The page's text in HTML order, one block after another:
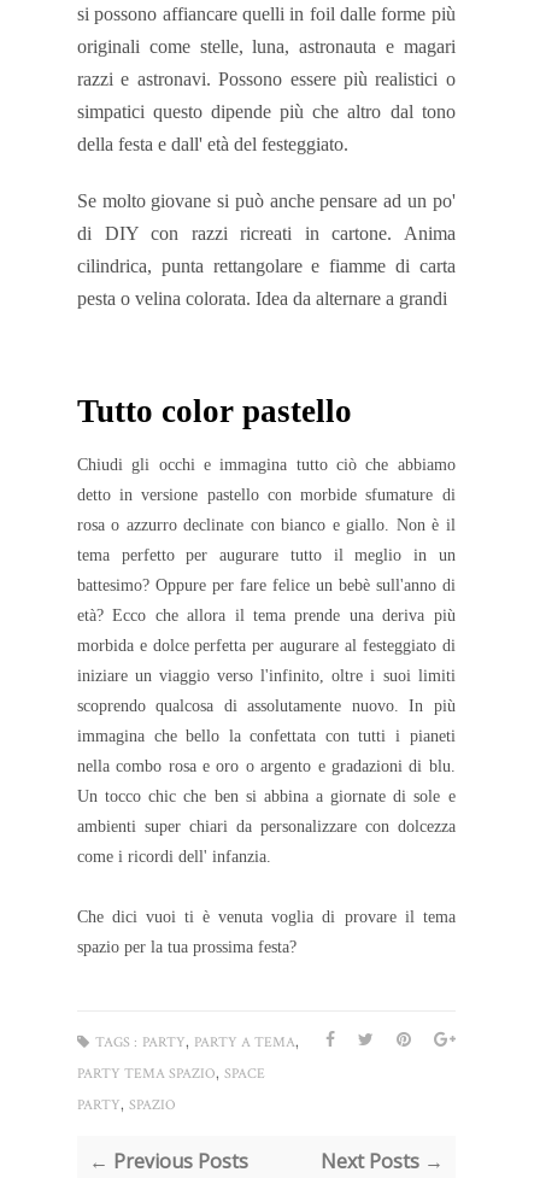
si possono affiancare quelli in foil dalle forme più
originali come stelle, luna, astronauta e magari
razzi e astronavi. Possono essere più realistici o
simpatici questo dipende più che altro dal tono
della festa e dall' età del festeggiato.
Se molto giovane si può anche pensare ad un po'
di DIY con razzi ricreati in cartone. Anima
cilindrica, punta rettangolare e fiamme di carta
pesta o velina colorata. Idea da alternare a grandi
Tutto color pastello
Chiudi gli occhi e immagina tutto ciò che abbiamo
detto in versione pastello con morbide sfumature di
rosa o azzurro declinate con bianco e giallo. Non è il
tema perfetto per augurare tutto il meglio in un
battesimo? Oppure per fare felice un bebè sull'anno di
età? Ecco che allora il tema prende una deriva più
morbida e dolce perfetta per augurare al festeggiato di
iniziare un viaggio verso l'infinito, oltre i suoi limiti
scoprendo qualcosa di assolutamente nuovo. In più
immagina che bello la confettata con tutti i pianeti
nella combo rosa e oro o argento e gradazioni di blu.
Un tocco chic che ben si abbina a giornate di sole e
ambienti super chiari da personalizzare con dolcezza
come i ricordi dell' infanzia.
Che dici vuoi ti è venuta voglia di provare il tema
spazio per la tua prossima festa?
TAGS : PARTY, PARTY A TEMA,
PARTY TEMA SPAZIO, SPACE
PARTY, SPAZIO
← Previous Posts Next Posts →